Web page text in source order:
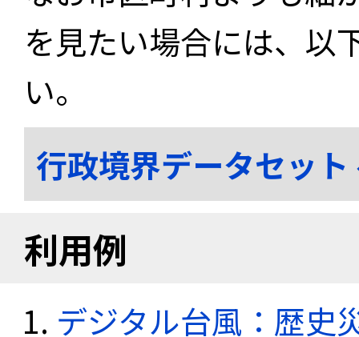
を見たい場合には、以
い。
行政境界データセッ
利用例
デジタル台風：歴史